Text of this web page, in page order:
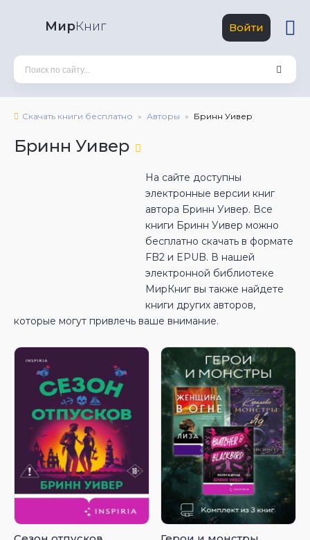
МирКниг Войти
Скачать книги бесплатно Авторы Бринн Уивер
Бринн Уивер
На сайте доступны
электронные версии книг
автора Бринн Уивер. Все
книги Бринн Уивер можно
бесплатно скачать в формате
FB2 и EPUB. В нашей
электронной библиотеке
МирКниг вы также найдете
книги других авторов,
которые могут привлечь ваше внимание.